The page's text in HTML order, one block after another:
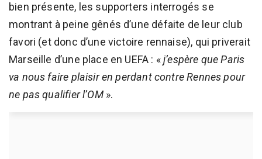
bien présente, les supporters interrogés se
montrant à peine gênés d’une défaite de leur club
favori (et donc d’une victoire rennaise), qui priverait
Marseille d’une place en UEFA : «j’espère que Paris
va nous faire plaisir en perdant contre Rennes pour
ne pas qualifier l’OM».